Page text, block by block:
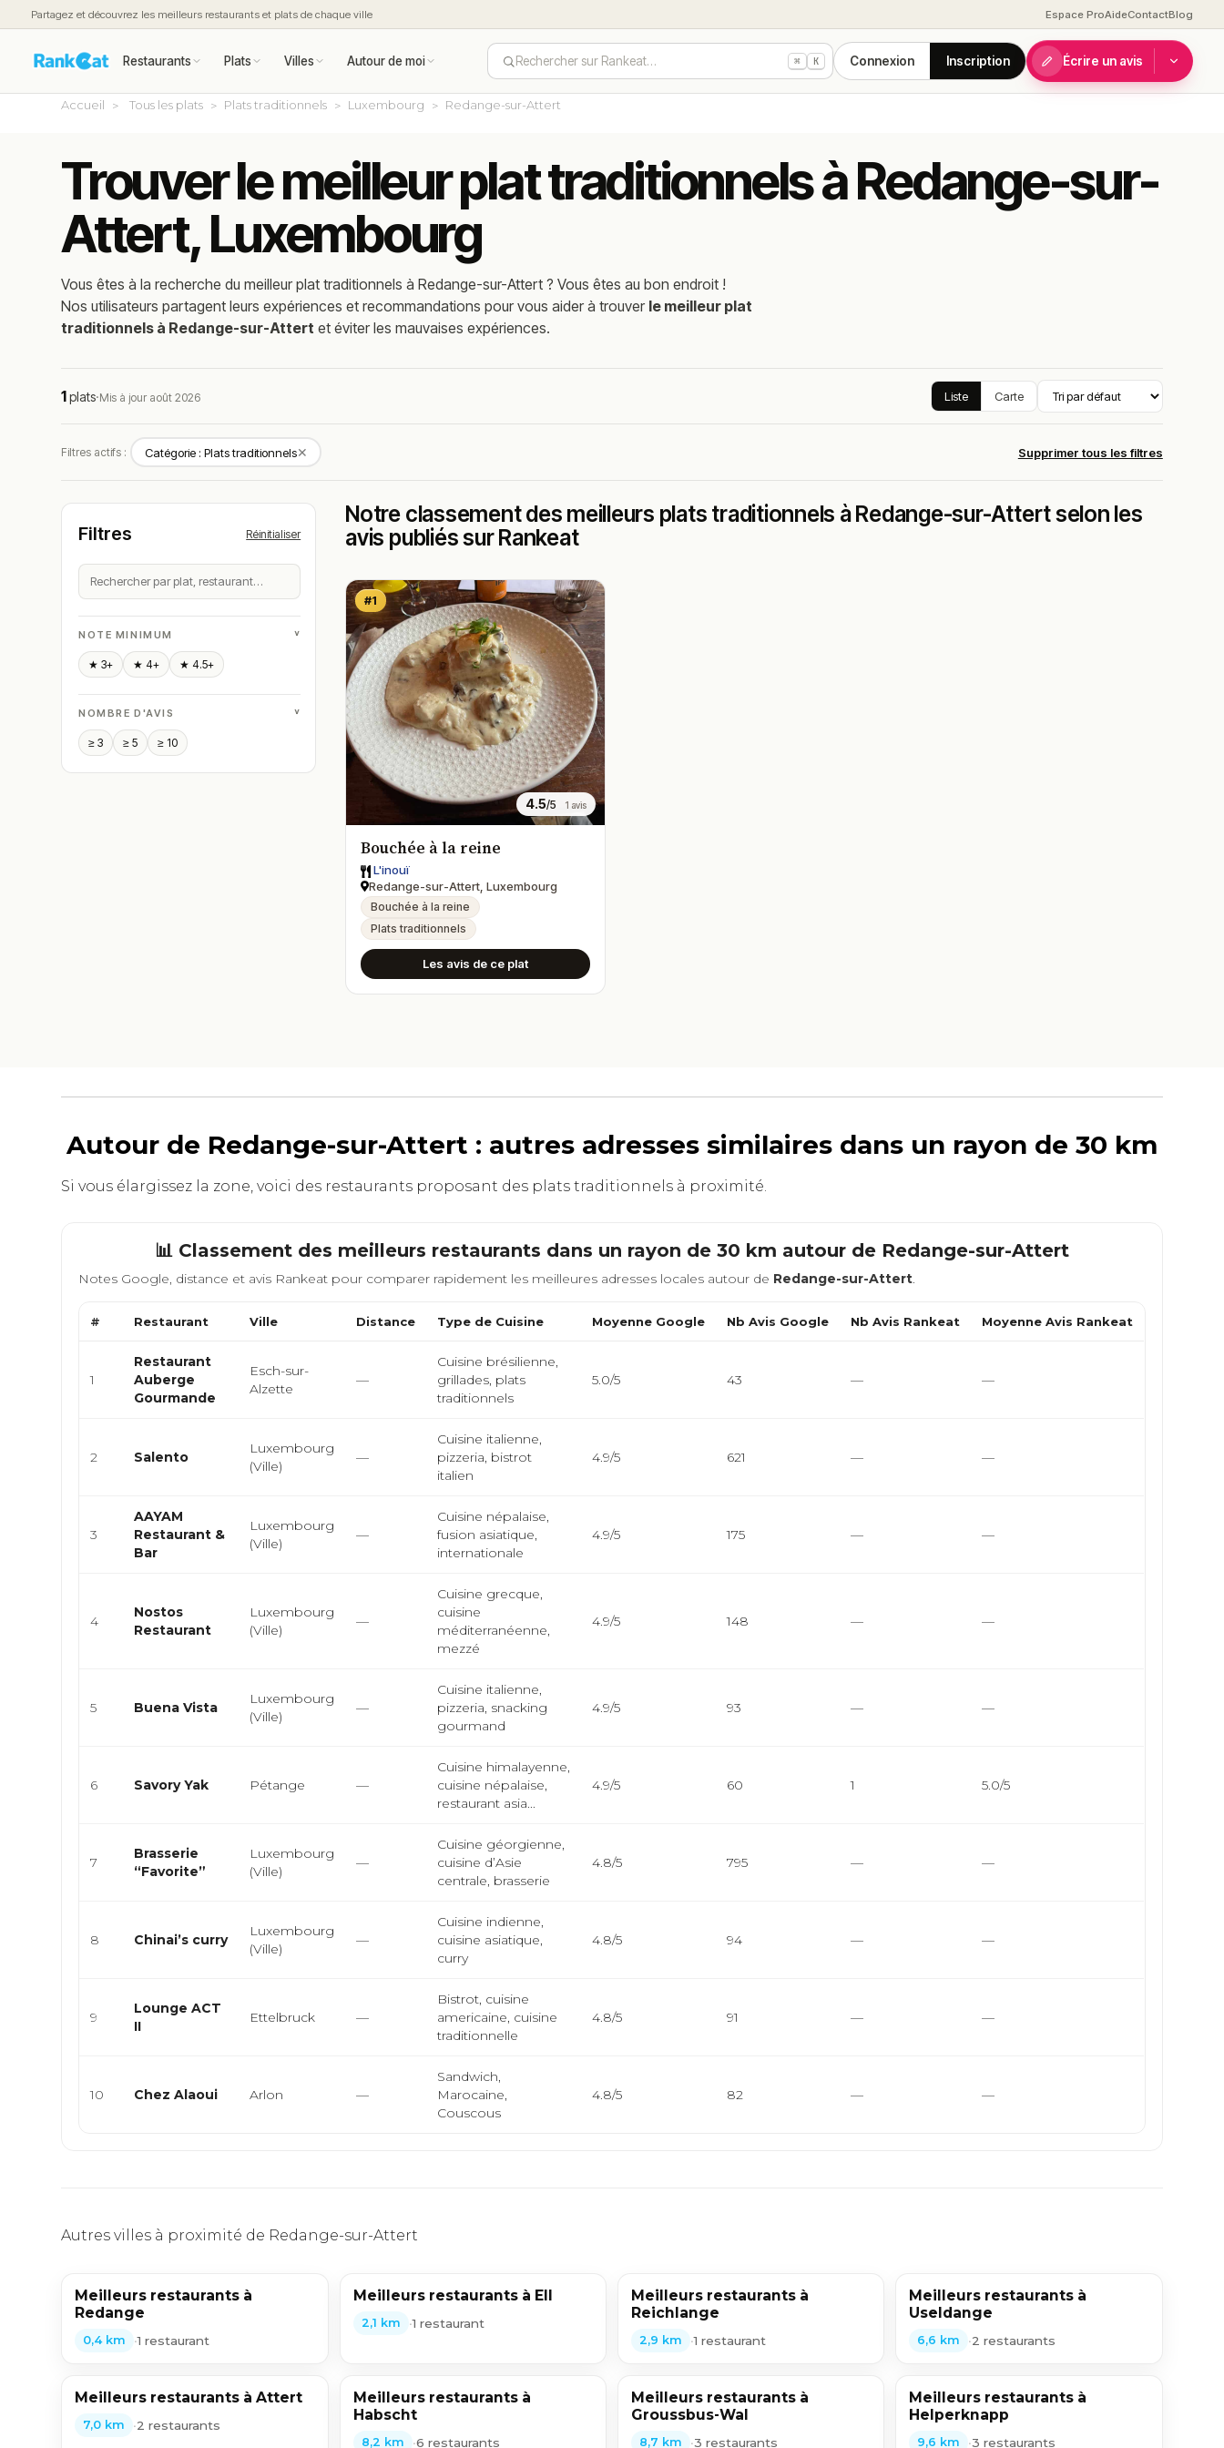
Partagez et découvrez les meilleurs restaurants et plats de chaque ville Espace ProAideContactBlog
Restaurants Plats Villes Autour de moi Rechercher sur Rankeat… ⌘ K Connexion Inscription Écrire un avis
Accueil Tous les plats Plats traditionnels Luxembourg Redange-sur-Attert
Trouver le meilleur plat traditionnels à Redange-sur-
Attert, Luxembourg
Vous êtes à la recherche du meilleurplat traditionnels àRedange-sur-Attert ? Vous êtes au bon endroit !
Nos utilisateurs partagent leurs expériences et recommandations pour vous aider à trouver le meilleur plat
traditionnels à Redange-sur-Attert et éviter les mauvaises expériences.
1plats·Mis à jour août 2026 Liste Carte
Filtres actifs : Catégorie : Plats traditionnels✕ Supprimer tous les filtres
Filtres Réinitialiser
NOTE MINIMUM ˅
★ 3+ ★ 4+ ★ 4.5+
NOMBRE D'AVIS ˅
≥ 3 ≥ 5 ≥ 10
Notre classement des meilleurs plats traditionnels à Redange-sur-Attert selon les
avis publiés sur Rankeat
#1
4.5/5 1 avis
Bouchée à la reine
L'inouï
Redange-sur-Attert, Luxembourg
Bouchée à la reine
Plats traditionnels
Les avis de ce plat
Autour de Redange-sur-Attert : autres adresses similaires dans un rayon de 30 km
Si vous élargissez la zone, voici des restaurants proposant des plats traditionnels à proximité.
📊 Classement des meilleurs restaurants dans un rayon de 30 km autour de Redange-sur-Attert
Notes Google, distance et avis Rankeat pour comparer rapidement les meilleures adresses locales autour de Redange-sur-Attert.
# Restaurant Ville Distance Type de Cuisine Moyenne Google Nb Avis Google Nb Avis Rankeat Moyenne Avis Rankeat
1
Restaurant
Auberge
Gourmande
Esch-sur-
Alzette
—
Cuisine brésilienne,
grillades, plats
traditionnels
5.0/5 43 — —
2 Salento
Luxembourg
(Ville)
—
Cuisine italienne,
pizzeria, bistrot
italien
4.9/5 621 — —
3
AAYAM
Restaurant &
Bar
Luxembourg
(Ville)
—
Cuisine népalaise,
fusion asiatique,
internationale
4.9/5 175 — —
4
Nostos
Restaurant
Luxembourg
(Ville)
—
Cuisine grecque,
cuisine
méditerranéenne,
mezzé
4.9/5 148 — —
5 Buena Vista
Luxembourg
(Ville)
—
Cuisine italienne,
pizzeria, snacking
gourmand
4.9/5 93 — —
6 Savory Yak Pétange —
Cuisine himalayenne,
cuisine népalaise,
restaurant asia...
4.9/5 60 1 5.0/5
7
Brasserie
“Favorite”
Luxembourg
(Ville)
—
Cuisine géorgienne,
cuisine d’Asie
centrale, brasserie
4.8/5 795 — —
8 Chinai’s curry
Luxembourg
(Ville)
—
Cuisine indienne,
cuisine asiatique,
curry
4.8/5 94 — —
9
Lounge ACT
II
Ettelbruck —
Bistrot, cuisine
americaine, cuisine
traditionnelle
4.8/5 91 — —
10 Chez Alaoui Arlon —
Sandwich,
Marocaine,
Couscous
4.8/5 82 — —
Autres villes à proximité de Redange-sur-Attert
Meilleurs restaurants à
Redange
0,4 km •1 restaurant
Meilleurs restaurants à Ell
2,1 km •1 restaurant
Meilleurs restaurants à
Reichlange
2,9 km •1 restaurant
Meilleurs restaurants à
Useldange
6,6 km •2 restaurants
Meilleurs restaurants à Attert
7,0 km •2 restaurants
Meilleurs restaurants à
Habscht
8,2 km •6 restaurants
Meilleurs restaurants à
Groussbus-Wal
8,7 km •3 restaurants
Meilleurs restaurants à
Helperknapp
9,6 km •3 restaurants